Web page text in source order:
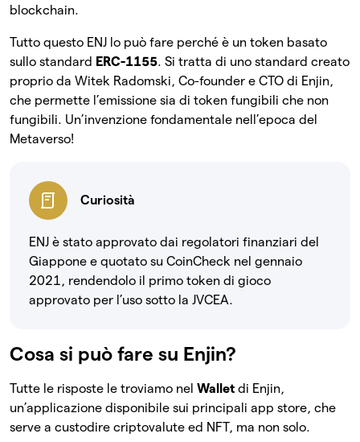
blockchain.
Tutto questo ENJ lo può fare perché è un token basato
sullo standard ERC-1155. Si tratta di uno standard creato
proprio da Witek Radomski, Co-founder e CTO di Enjin,
che permette l’emissione sia di token fungibili che non
fungibili. Un’invenzione fondamentale nell’epoca del
Metaverso!
Curiosità
ENJ è stato approvato dai regolatori finanziari del
Giappone e quotato su CoinCheck nel gennaio
2021, rendendolo il primo token di gioco
approvato per l’uso sotto la JVCEA.
Cosa si può fare su Enjin?
Tutte le risposte le troviamo nel Wallet di Enjin,
un’applicazione disponibile sui principali app store, che
serve a custodire criptovalute ed NFT, ma non solo.